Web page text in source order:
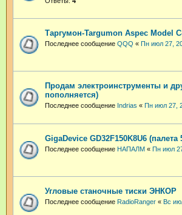
Таргумон-Targumon Aspec Model
Последнее сообщение QQQ « Пн июл 27,
Продам электроинструменты и
пополняется)
Последнее сообщение Indrias « Пн июл 27,
GigaDevice GD32F150K8U6 (палета
Последнее сообщение НАПАЛМ « Пн июл
Угловые станочные тиски ЭНКОР
Последнее сообщение RadioRanger « Вс